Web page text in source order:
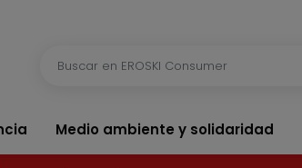
Medio ambiente y solidaridad